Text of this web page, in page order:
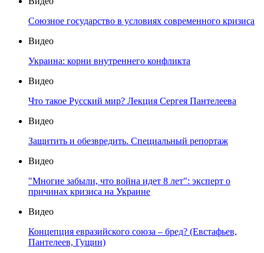
Союзное государство в условиях современного кризиса
Видео
Украина: корни внутреннего конфликта
Видео
Что такое Русский мир? Лекция Сергея Пантелеева
Видео
Защитить и обезвредить. Специальный репортаж
Видео
"Многие забыли, что война идет 8 лет": эксперт о
причинах кризиса на Украине
Видео
Концепция евразийского союза – бред? (Евстафьев,
Пантелеев, Гущин)